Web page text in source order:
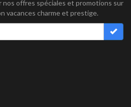
nos offres spéciales et promotions sur
vacances charme et prestige.